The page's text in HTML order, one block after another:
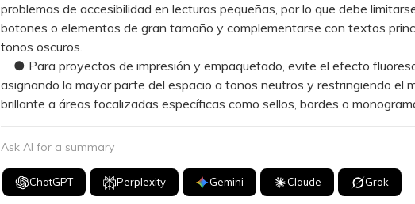
problemas de accesibilidad en lecturas pequeñas, por lo que debe
botones o elementos de gran tamaño y complementarse con textos
tonos oscuros.
● Para proyectos de impresión y empaquetado, evite el efecto
asignando la mayor parte del espacio a tonos neutros y restringiendo el
brillante a áreas focalizadas específicas como sellos, bordes o
Ask AI for a summary
ChatGPT Perplexity Gemini Claude Grok